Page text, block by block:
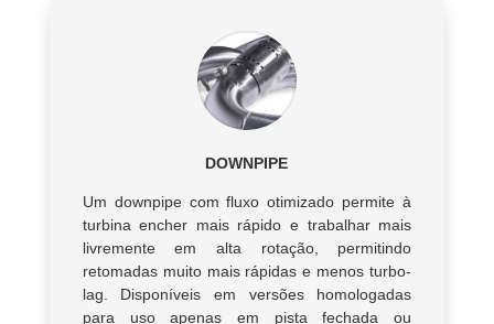
DOWNPIPE
Um downpipe com fluxo otimizado permite à
turbina encher mais rápido e trabalhar mais
livremente em alta rotação, permitindo
retomadas muito mais rápidas e menos turbo-
lag. Disponíveis em versões homologadas
para uso apenas em pista fechada ou